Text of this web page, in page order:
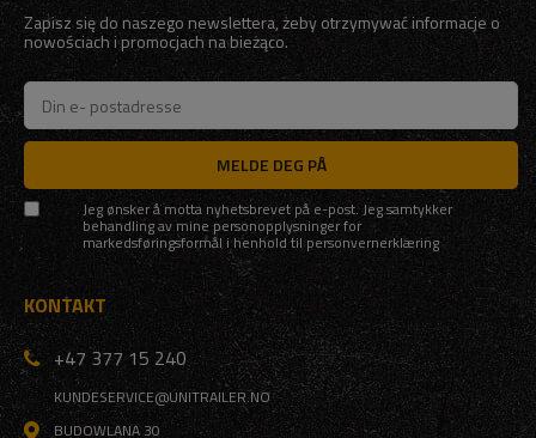
Zapisz się do naszego newslettera, żeby otrzymywać informacje o
nowościach i promocjach na bieżąco.
MELDE DEG PÅ
Jeg ønsker å motta nyhetsbrevet på e-post. Jeg samtykker
behandling av mine personopplysninger for
markedsføringsformål i henhold til personvernerklæring
KONTAKT
+47 377 15 240
KUNDESERVICE@UNITRAILER.NO
BUDOWLANA 30